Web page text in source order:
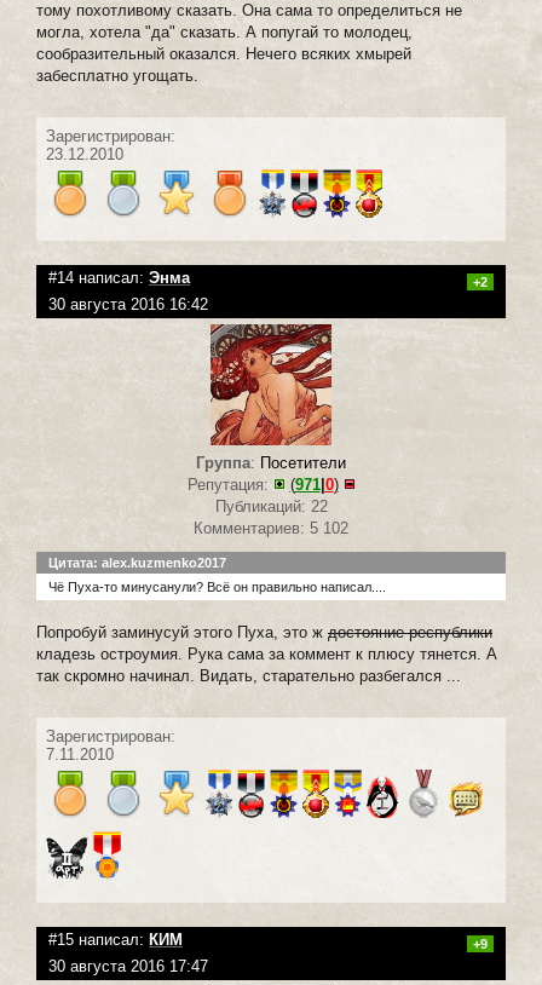
тому похотливому сказать. Она сама то определиться не
могла, хотела "да" сказать. А попугай то молодец,
сообразительный оказался. Нечего всяких хмырей
забесплатно угощать.
Зарегистрирован:
23.12.2010
#14 написал: Энма +2
30 августа 2016 16:42
Группа: Посетители
Репутация:
(971| 0)
Публикаций: 22
Комментариев: 5 102
Цитата: alex.kuzmenko2017
Чё Пуха-то минусанули? Всё он правильно написал....
Попробуй заминусуй этого Пуха, это ж достояние республики
кладезь остроумия. Рука сама за коммент к плюсу тянется. А
так скромно начинал. Видать, старательно разбегался ...
Зарегистрирован:
7.11.2010
#15 написал: КИМ +9
30 августа 2016 17:47